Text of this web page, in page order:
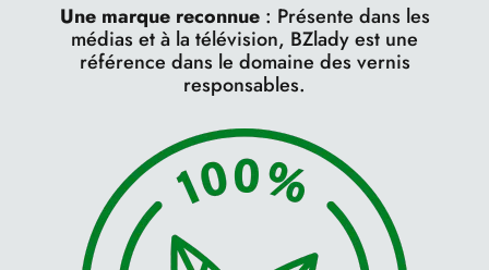
Une marque reconnue: Présente dans les
médias et à la télévision, BZlady est une
référence dans le domaine des vernis
responsables.